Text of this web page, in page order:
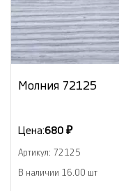
Молния 72125
Цена:680 ₽
Артикул: 72125
В наличии 16.00 шт